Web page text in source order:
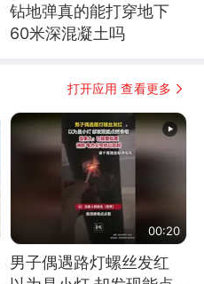
钻地弹真的能打穿地下
60米深混凝土吗
打开应用 查看更多
00:20
男子偶遇路灯螺丝发红